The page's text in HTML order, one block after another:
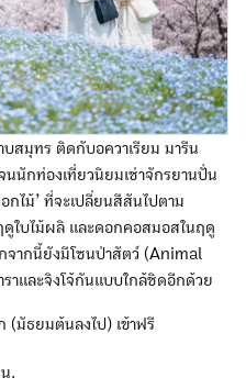
สมุทร ติดกับอควาเรียม มารีน
นนักท่องเที่ยวนิยมเช่าจักรยานปั่น
กไม้’ ที่จะเปลี่ยนสีสันไปตาม
ดูใบไม้ผลิ และดอกคอสมอสในฤดู
จากนี้ยังมีโซนป่าสัตว์ (Animal
ราและจิงโจ้กันแบบใกล้ชิดอีกด้วย
(มัธยมต้นลงไป) เข้าฟรี
.